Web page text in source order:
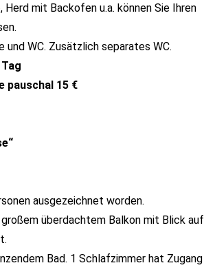
mit Backofen u.a. können Sie Ihren
WC. Zusätzlich separates WC.
pauschal 15 €
ausgezeichnet worden.
überdachtem Balkon mit Blick auf
Bad. 1 Schlafzimmer hat Zugang